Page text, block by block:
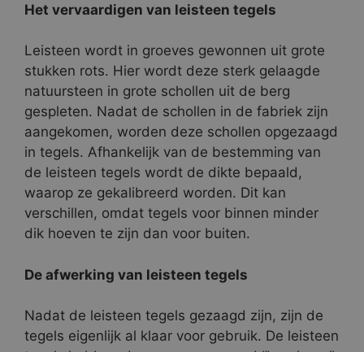
Het vervaardigen van leisteen tegels
Leisteen wordt in groeves gewonnen uit grote
stukken rots. Hier wordt deze sterk gelaagde
natuursteen in grote schollen uit de berg
gespleten. Nadat de schollen in de fabriek zijn
aangekomen, worden deze schollen opgezaagd
in tegels. Afhankelijk van de bestemming van
de leisteen tegels wordt de dikte bepaald,
waarop ze gekalibreerd worden. Dit kan
verschillen, omdat tegels voor binnen minder
dik hoeven te zijn dan voor buiten.
De afwerking van leisteen tegels
Nadat de leisteen tegels gezaagd zijn, zijn de
tegels eigenlijk al klaar voor gebruik. De leisteen